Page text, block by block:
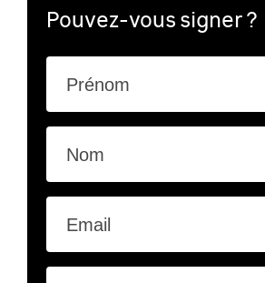
Pouvez-vous signer ?
Prénom
Nom
Email